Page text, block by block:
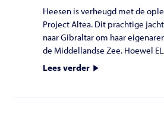
Heesen is verheugd met de
Project Altea. Dit prachtige
naar Gibraltar om haar
de Middellandse Zee. Hoewel
Lees verder